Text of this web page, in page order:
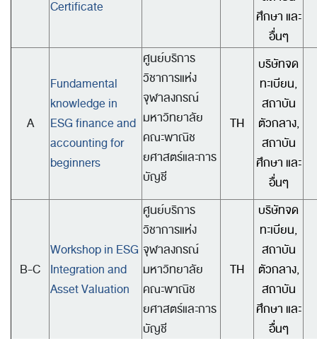
Certificate
ศึกษา และ
อื่นๆ
A
Fundamental
knowledge in
ESG finance and
accounting for
beginners
ศูนย์บริการ
วิชาการแห่ง
จุฬาลงกรณ์
มหาวิทยาลัย
คณะพาณิช
ยศาสตร์และการ
บัญชี
TH
บริษัทจด
ทะเบียน,
สถาบัน
ตัวกลาง,
สถาบัน
ศึกษา และ
อื่นๆ
B-C
Workshop in ESG
Integration and
Asset Valuation
ศูนย์บริการ
วิชาการแห่ง
จุฬาลงกรณ์
มหาวิทยาลัย
คณะพาณิช
ยศาสตร์และการ
บัญชี
TH
บริษัทจด
ทะเบียน,
สถาบัน
ตัวกลาง,
สถาบัน
ศึกษา และ
อื่นๆ